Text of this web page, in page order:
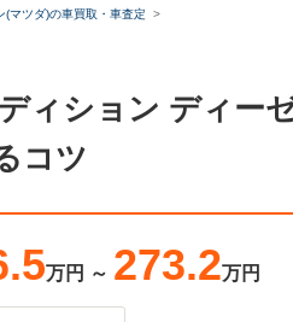
(マツダ)の車買取・車査定
ィション ディー
コツ
万円 ～ 273.2万円